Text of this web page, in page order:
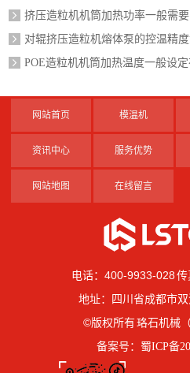
挤压造粒机机筒加热功率一般需要
对辊挤压造粒机熔体泵的控温精度
POE造粒机机筒加热温度一般设定
网站首页 模温机
资讯中心 服务优势
网站地图 在线留言
电话：400-9933-028
地址：四川省成都市
©版权所有 珞石机械
备案号： 蜀ICP备